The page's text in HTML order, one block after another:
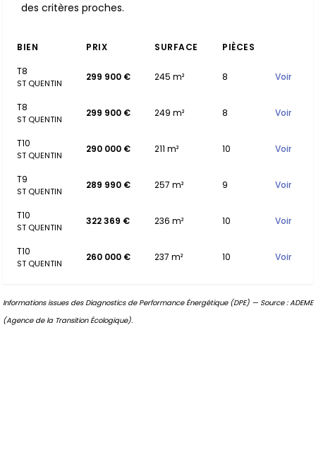
des critères proches.
BIEN PRIX SURFACE
PIÈCES
T8
ST QUENTIN
299 900 € 245 m² 8 Voir
T8
ST QUENTIN
299 900 € 249 m² 8 Voir
T10
ST QUENTIN
290 000 € 211 m² 10 Voir
T9
ST QUENTIN
289 990 € 257 m² 9 Voir
T10
ST QUENTIN
322 369 € 236 m² 10 Voir
T10
ST QUENTIN
260 000 € 237 m² 10 Voir
Informations issues des Diagnostics de Performance Énergétique (DPE) — Source : ADEME
(Agence de la Transition Écologique).